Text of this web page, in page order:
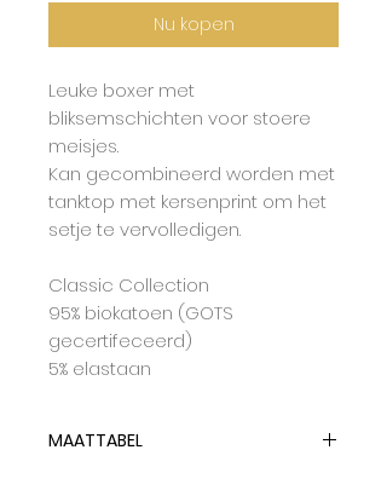
Nu kopen
Leuke boxer met
bliksemschichten voor stoere
meisjes.
Kan gecombineerd worden met
tanktop met kersenprint om het
setje te vervolledigen.
Classic Collection
95% biokatoen (GOTS
gecertifeceerd)
5% elastaan
MAATTABEL